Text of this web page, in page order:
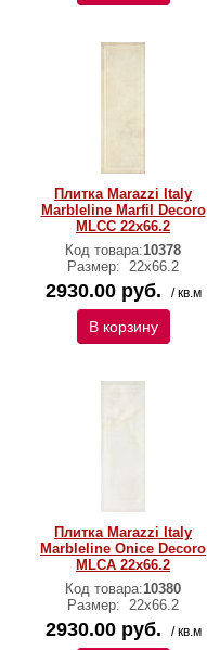
Плитка Marazzi Italy
Marbleline Marfil Decoro
MLCC 22х66.2
Код товара:10378
Размер: 22х66.2
2930.00 руб. / кв.м
В корзину
Плитка Marazzi Italy
Marbleline Onice Decoro
MLCA 22х66.2
Код товара:10380
Размер: 22х66.2
2930.00 руб. / кв.м